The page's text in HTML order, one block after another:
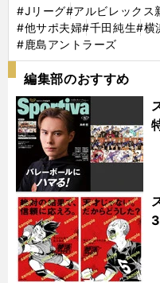
#Jリーグ#アルビレックス
#他サポ夫婦#千田純生#横
#鹿島アントラーズ
編集部のおすすめ